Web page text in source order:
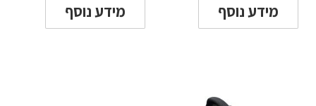
מידע נוסף מידע נוסף